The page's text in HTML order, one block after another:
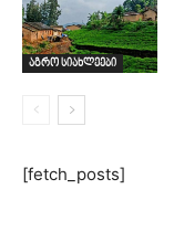
აგრო სიახლეები
[fetch_posts]